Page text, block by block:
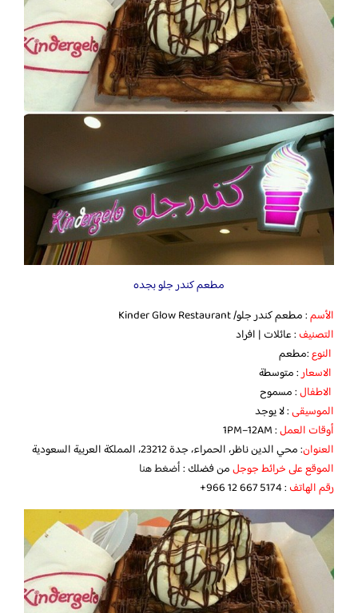
مطعم كندر جلو بجده
الأسم: مطعم كندر جلو/ Kinder Glow Restaurant
التصنيف: عائلات | افراد
النوع:مطعم
الاسعار: متوسطة
الاطفال: مسموح
الموسيقى: لا يوجد
أوقات العمل: 1PM–12AM
العنوان: محي الدين ناظر، الحمراء، جدة 23212، المملكة العربية السعودية
الموقع على خرائط جوجلمن فضلك :أضغط هنا
رقم الهاتف: ‪‏‪+966 12 667 5174‬‏